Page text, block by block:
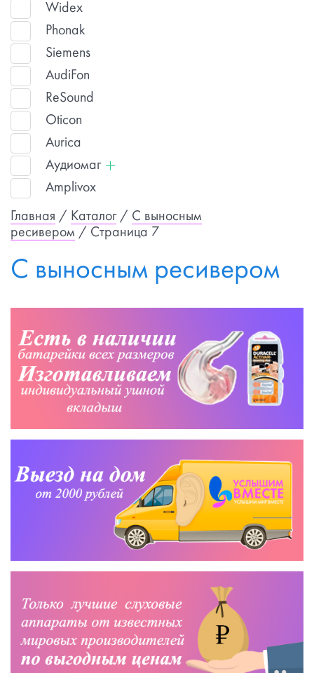
Widex
Phonak
Siemens
AudiFon
ReSound
Oticon
Aurica
Аудиомаг
Amplivox
Главная / Каталог/ С выносным
ресивером / Страница 7
С выносным ресивером